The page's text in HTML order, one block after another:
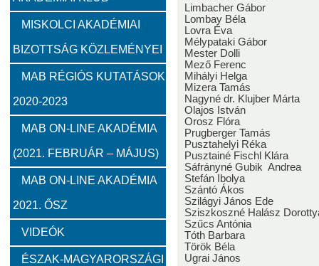
SZMSZ
Alapítvány
2020 2019
2012 2011 2010
Közgyűlések
2020 2019
Határon túli kapcsolatok (beszámolók)
MISKOLCI AKADÉMIAI
BIZOTTSÁG KÖZLEMÉNYEI
MAB RÉGIÓS KUTATÁSOK
2020-2023
MAB ON-LINE AKADÉMIA
(2021. FEBRUÁR – MÁJUS)
MAB ON-LINE AKADÉMIA
2021. ŐSZ
VIDEÓK
ÉSZAK-MAGYARORSZÁGI
Limbacher Gábor
Lombay Béla
Lovra Éva
Mélypataki Gábor
Mester Dolli
Mező Ferenc
Mihályi Helga
Mizera Tamás
Nagyné dr. Klujber Márta
Olajos István
Orosz Flóra
Prugberger Tamás
Pusztahelyi Réka
Pusztainé Fischl Klára
Sáfrányné Gubik Andrea
Stefán Ibolya
Szántó Ákos
Szilágyi János Ede
Sziszkoszné Halász
Szűcs Antónia
Tóth Barbara
Török Béla
Ugrai János